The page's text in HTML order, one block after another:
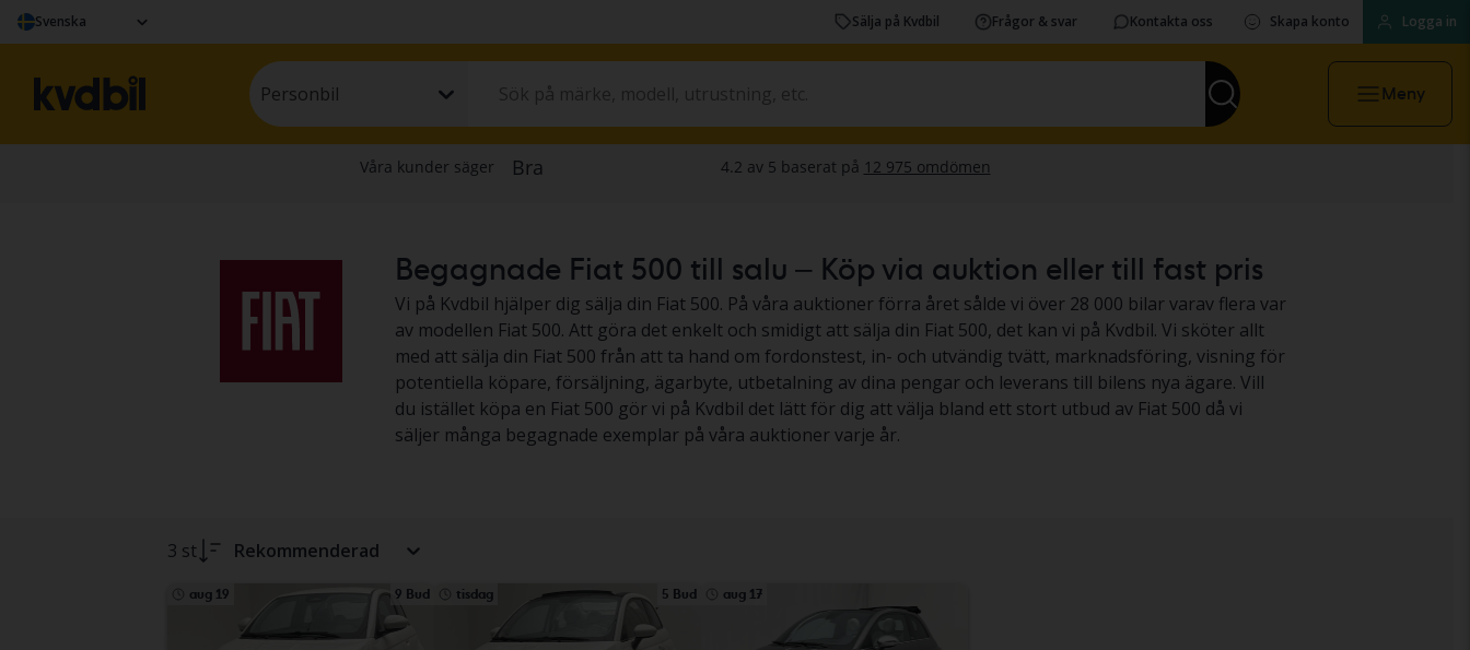
Svenska Sälja på Kvdbil Frågor & svar Kontakta oss Skapa konto Logga in
Personbil Meny
Begagnade Fiat 500 till salu – Köp via auktion eller till fast pris
Vi på Kvdbil hjälper dig sälja din Fiat 500. På våra auktioner förra året sålde vi över 28 000 bilar varav flera var
av modellen Fiat 500. Att göra det enkelt och smidigt att sälja din Fiat 500, det kan vi på Kvdbil. Vi sköter allt
med att sälja din Fiat 500 från att ta hand om fordonstest, in- och utvändig tvätt, marknadsföring, visning för
potentiella köpare, försäljning, ägarbyte, utbetalning av dina pengar och leverans till bilens nya ägare. Vill
du istället köpa en Fiat 500 gör vi på Kvdbil det lätt för dig att välja bland ett stort utbud av Fiat 500 då vi
säljer många begagnade exemplar på våra auktioner varje år.
3 st Rekommenderad
aug 19 9 Bud tisdag 5 Bud aug 17